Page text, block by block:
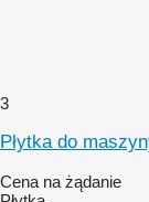
3
Płytka do
Cena na żądanie